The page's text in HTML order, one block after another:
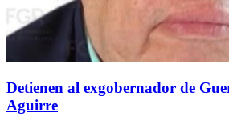
Detienen al exgobernador de
Aguirre